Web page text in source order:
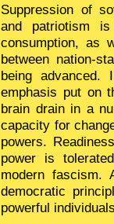
Suppression of
and patriotism
consumption, as
between nation-
being advanced.
emphasis put on
brain drain in a
capacity for
powers.
power is
modern
democratic
powerful